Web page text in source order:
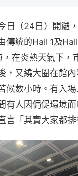
日（24日）開鑼
傳統的Hall 1及
在炎熱天氣下，
，又繞大圈在館內
候數小時。有入
有人因侷促環境
言「其實大家都排